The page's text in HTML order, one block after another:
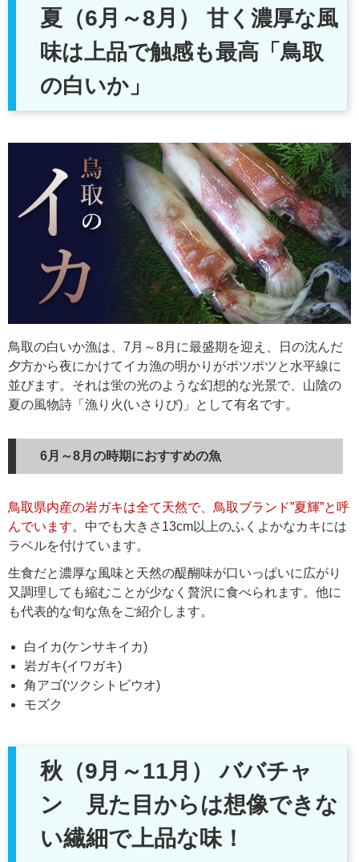
夏（6月～8月） 甘く濃厚な風
味は上品で触感も最高「鳥取
の白いか」
鳥取の白いか漁は、7月～8月に最盛期を迎え、日の沈んだ
夕方から夜にかけてイカ漁の明かりがポツポツと水平線に
並びます。それは蛍の光のような幻想的な光景で、山陰の
夏の風物詩「漁り火(いさりび)」として有名です。
6月～8月の時期におすすめの魚
鳥取県内産の岩ガキは全て天然で、鳥取ブランド”夏輝”と呼
んでいます。中でも大きさ13cm以上のふくよかなカキには
ラベルを付けています。
生食だと濃厚な風味と天然の醍醐味が口いっぱいに広がり
又調理しても縮むことが少なく贅沢に食べられます。他に
も代表的な旬な魚をご紹介します。
白イカ(ケンサキイカ)
岩ガキ(イワガキ)
角アゴ(ツクシトビウオ)
モズク
秋（9月～11月） ババチャ
ン 見た目からは想像できな
い繊細で上品な味！